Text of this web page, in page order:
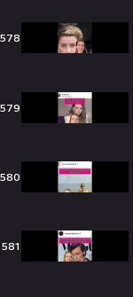
578
579
580
581